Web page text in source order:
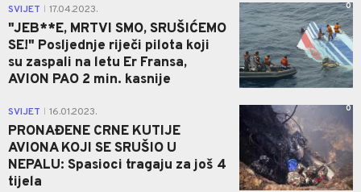
SVIJET 17.04.2023.
"JEB**E, MRTVI SMO, SRUŠIĆEMO
SE!" Posljednje riječi pilota koji
su zaspali na letu Er Fransa,
AVION PAO 2 min. kasnije
0
SVIJET 16.01.2023.
PRONAĐENE CRNE KUTIJE
AVIONA KOJI SE SRUŠIO U
NEPALU: Spasioci tragaju za još 4
tijela
0